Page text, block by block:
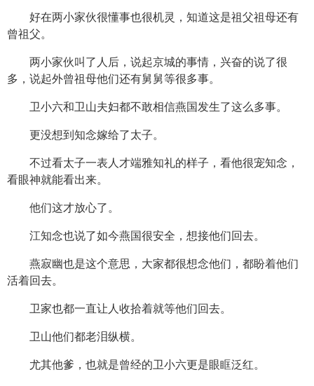
好在两小家伙很懂事也很机灵，知道这是祖父祖母还有
曾祖父。
两小家伙叫了人后，说起京城的事情，兴奋的说了很
多，说起外曾祖母他们还有舅舅等很多事。
卫小六和卫山夫妇都不敢相信燕国发生了这么多事。
更没想到知念嫁给了太子。
不过看太子一表人才端雅知礼的样子，看他很宠知念，
看眼神就能看出来。
他们这才放心了。
江知念也说了如今燕国很安全，想接他们回去。
燕寂幽也是这个意思，大家都很想念他们，都盼着他们
活着回去。
卫家也都一直让人收拾着就等他们回去。
卫山他们都老泪纵横。
尤其他爹，也就是曾经的卫小六更是眼眶泛红。